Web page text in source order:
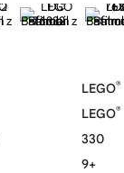
LEGO®
LEGO®
330
9+